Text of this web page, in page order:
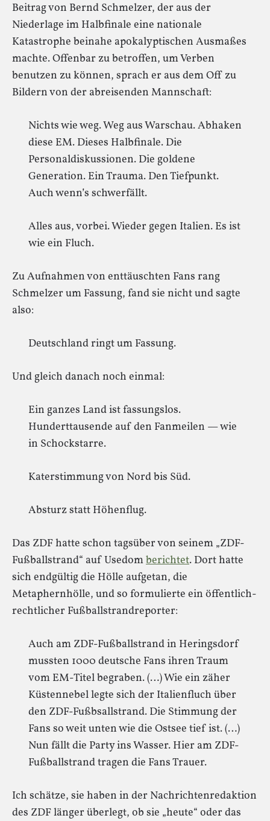
Beitrag von Bernd Schmelzer, der aus der
Niederlage im Halbfinale eine nationale
Katastrophe beinahe apokalyptischen Ausmaßes
machte. Offenbar zu betroffen, um Verben
benutzen zu können, sprach er aus dem Off zu
Bildern von der abreisenden Mannschaft:
Nichts wie weg. Weg aus Warschau. Abhaken
diese EM. Dieses Halbfinale. Die
Personaldiskussionen. Die goldene
Generation. Ein Trauma. Den Tiefpunkt.
Auch wenn’s schwerfällt.
Alles aus, vorbei. Wieder gegen Italien. Es ist
wie ein Fluch.
Zu Aufnahmen von enttäuschten Fans rang
Schmelzer um Fassung, fand sie nicht und sagte
also:
Deutschland ringt um Fassung.
Und gleich danach noch einmal:
Ein ganzes Land ist fassungslos.
Hunderttausende auf den Fanmeilen — wie
in Schockstarre.
Katerstimmung von Nord bis Süd.
Absturz statt Höhenflug.
Das ZDF hatte schon tagsüber von seinem „ZDF-
Fußballstrand“ auf Usedomberichtet. Dort hatte
sich endgültig die Hölle aufgetan, die
Metaphernhölle, und so formulierte ein öffentlich-
rechtlicher Fußballstrandreporter:
Auch am ZDF-Fußballstrand in Heringsdorf
mussten 1000 deutsche Fans ihren Traum
vom EM-Titel begraben. (…) Wie ein zäher
Küstennebel legte sich der Italienfluch über
den ZDF-Fußbsallstrand. Die Stimmung der
Fans so weit unten wie die Ostsee tief ist. (…)
Nun fällt die Party ins Wasser. Hier am ZDF-
Fußballstrand tragen die Fans Trauer.
Ich schätze, sie haben in der Nachrichtenredaktion
des ZDF länger überlegt, ob sie „heute“ oder das